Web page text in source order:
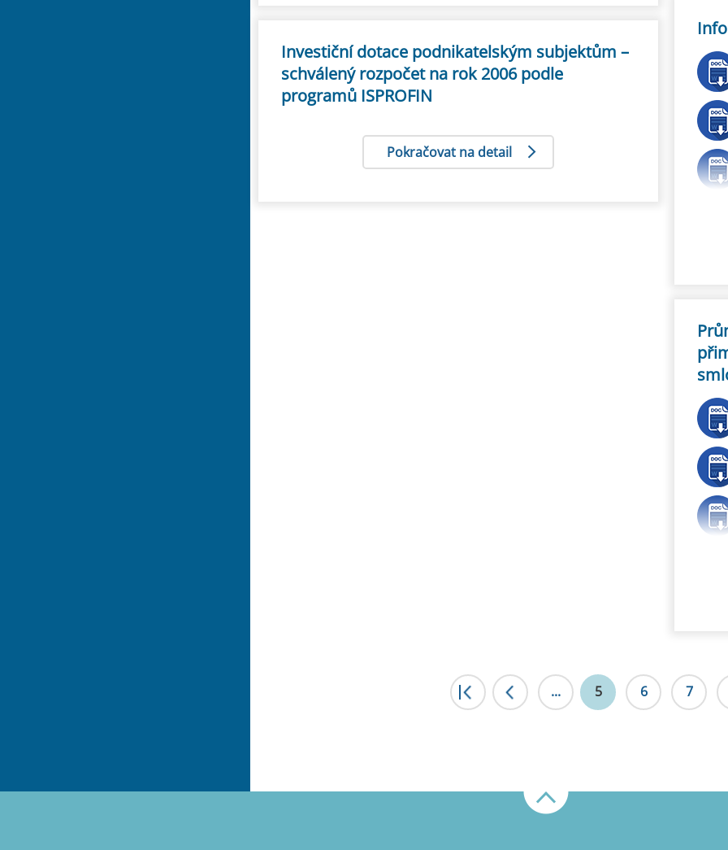
Investiční dotace podnikatelským subjektům –
schválený rozpočet na rok 2006 podle
programů ISPROFIN
Pokračovat na detail
|< <
... 5 6 7